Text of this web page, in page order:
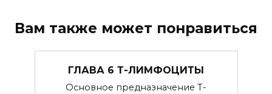
Вам также может понравиться
ГЛАВА 6 Т-ЛИМФОЦИТЫ
Основное предназначение T-